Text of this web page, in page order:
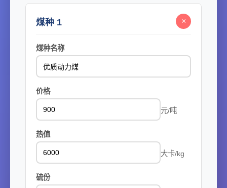
煤种 1 ×
煤种名称
价格
元/吨
热值
大卡/kg
硫份